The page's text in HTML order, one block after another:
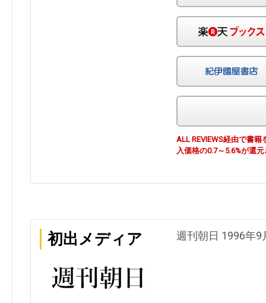
ALL REVIEWS経由で書
入価格の0.7～5.6%が還
初出メディア 週刊朝日 1996年